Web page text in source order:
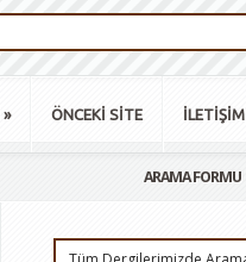
» ÖNCEKİ SİTE İLETİŞİM
ARAMA FORMU